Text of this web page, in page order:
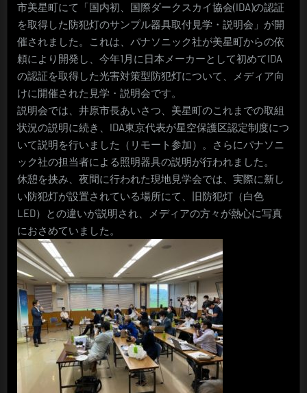
市美星町にて「国内初、国際ダークスカイ協会(IDA)の認証
を取得した防犯灯のサンプル器具取付見学・説明会」が開
催されました。これは、パナソニック社が美星町からの依
頼により開発し、今年1月に日本メーカーとして初めてIDA
の認証を取得した光害対策型防犯灯について、メディア向
けに開催された見学・説明会です。
説明会では、井原市長あいさつ、美星町のこれまでの取組
状況の説明に続き、IDA東京代表が星空保護区認定制度につ
いて説明を行いました（リモート参加）。さらにパナソニ
ック社の担当者による照明器具の説明が行われました。
休憩を挟み、夜間に行われた現地見学会では、実際に新し
い防犯灯が設置されている場所にて、旧防犯灯（白色
LED）との違いが説明され、メディアの方々が熱心に写真
におさめていました。